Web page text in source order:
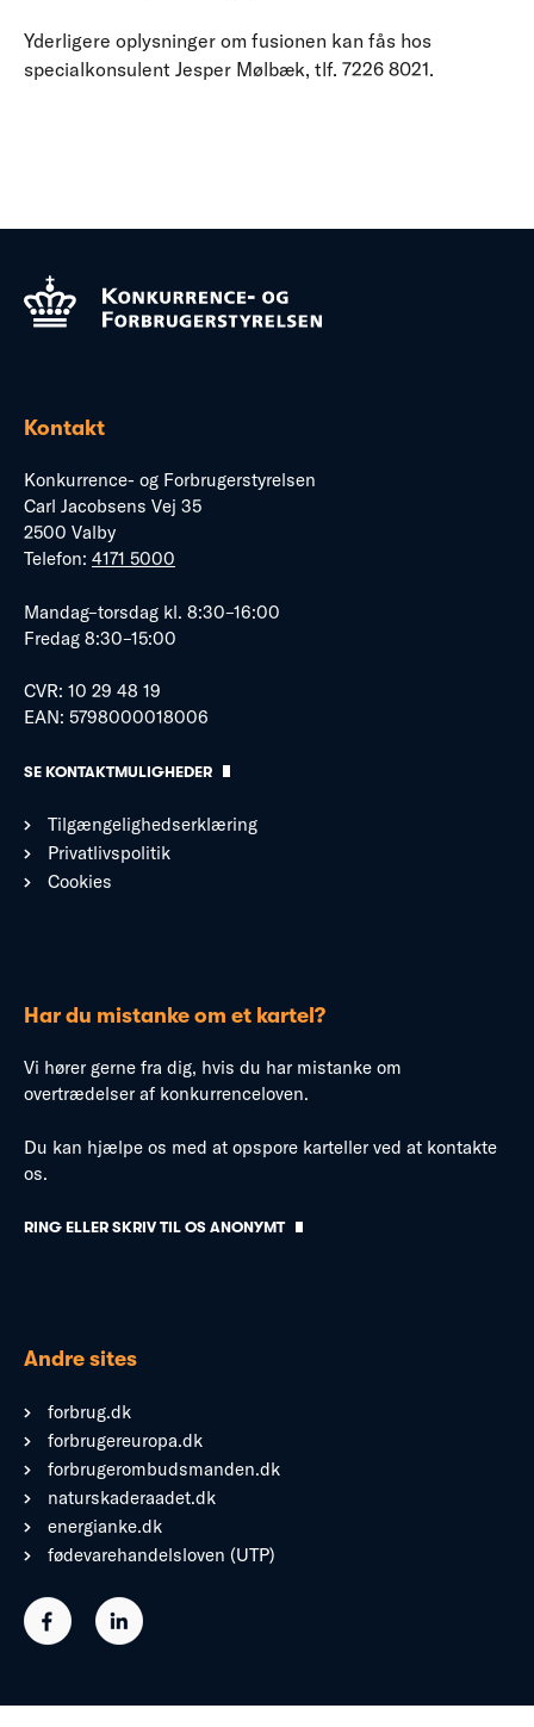
Yderligere oplysninger om fusionen kan fås hos
specialkonsulent Jesper Mølbæk, tlf. 7226 8021.
Kontakt
Konkurrence- og Forbrugerstyrelsen
Carl Jacobsens Vej 35
2500 Valby
Telefon: 4171 5000
Mandag–torsdag kl. 8:30–16:00
Fredag 8:30–15:00
CVR: 10 29 48 19
EAN: 5798000018006
SE KONTAKTMULIGHEDER
Tilgængelighedserklæring
Privatlivspolitik
Cookies
Har du mistanke om et kartel?
Vi hører gerne fra dig, hvis du har mistanke om
overtrædelser af konkurrenceloven.
Du kan hjælpe os med at opspore karteller ved at kontakte
os.
RING ELLER SKRIV TIL OS ANONYMT
Andre sites
forbrug.dk
forbrugereuropa.dk
forbrugerombudsmanden.dk
naturskaderaadet.dk
energianke.dk
fødevarehandelsloven (UTP)